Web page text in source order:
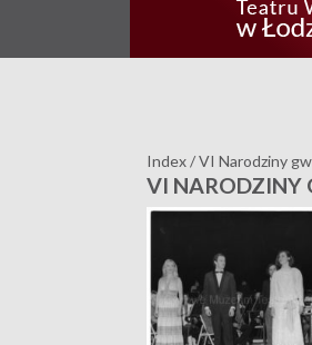
Index/VI Narodziny
VI NARODZINY